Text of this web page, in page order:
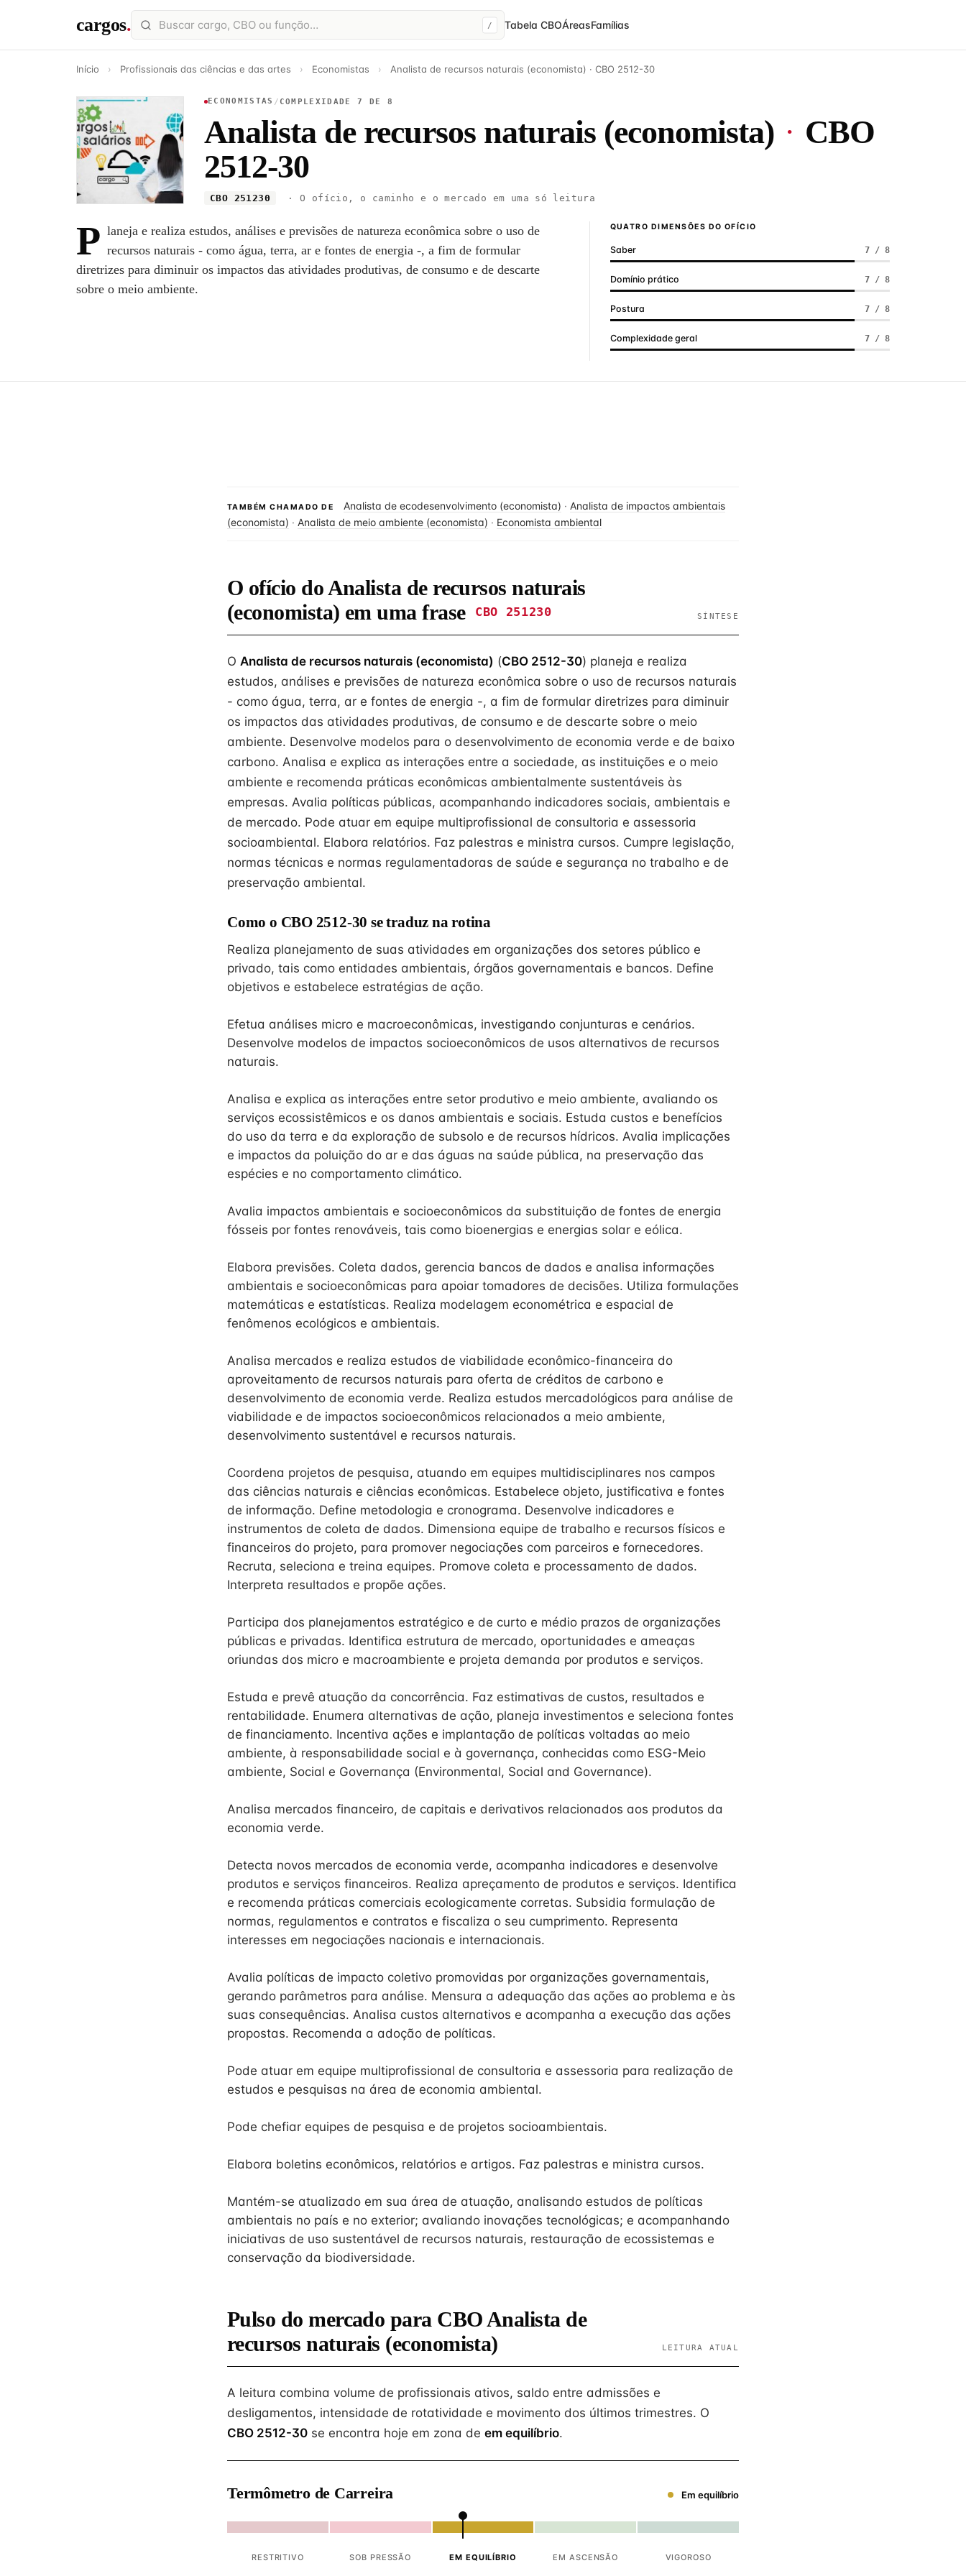
cargos. / Tabela CBOÁreasFamílias
Início › Profissionais das ciências e das artes › Economistas › Analista de recursos naturais (economista) · CBO 2512-30
ECONOMISTAS / COMPLEXIDADE 7 DE 8
Analista de recursos naturais (economista) · CBO
2512-30
CBO 251230 · O ofício, o caminho e o mercado em uma só leitura
P laneja e realiza estudos, análises e previsões de natureza econômica sobre o uso de
recursos naturais - como água, terra, ar e fontes de energia -, a fim de formular
diretrizes para diminuir os impactos das atividades produtivas, de consumo e de descarte
sobre o meio ambiente.
QUATRO DIMENSÕES DO OFÍCIO
Saber 7 / 8
Domínio prático 7 / 8
Postura 7 / 8
Complexidade geral 7 / 8
TAMBÉM CHAMADO DE Analista de ecodesenvolvimento (economista) · Analista de impactos ambientais
(economista) · Analista de meio ambiente (economista) · Economista ambiental
O ofício do Analista de recursos naturais
(economista) em uma frase
CBO 251230 SÍNTESE
O Analista de recursos naturais (economista) (CBO 2512-30) planeja e realiza
estudos, análises e previsões de natureza econômica sobre o uso de recursos naturais
- como água, terra, ar e fontes de energia -, a fim de formular diretrizes para diminuir
os impactos das atividades produtivas, de consumo e de descarte sobre o meio
ambiente. Desenvolve modelos para o desenvolvimento de economia verde e de baixo
carbono. Analisa e explica as interações entre a sociedade, as instituições e o meio
ambiente e recomenda práticas econômicas ambientalmente sustentáveis às
empresas. Avalia políticas públicas, acompanhando indicadores sociais, ambientais e
de mercado. Pode atuar em equipe multiprofissional de consultoria e assessoria
socioambiental. Elabora relatórios. Faz palestras e ministra cursos. Cumpre legislação,
normas técnicas e normas regulamentadoras de saúde e segurança no trabalho e de
preservação ambiental.
Como o CBO 2512-30 se traduz na rotina
Realiza planejamento de suas atividades em organizações dos setores público e
privado, tais como entidades ambientais, órgãos governamentais e bancos. Define
objetivos e estabelece estratégias de ação.
Efetua análises micro e macroeconômicas, investigando conjunturas e cenários.
Desenvolve modelos de impactos socioeconômicos de usos alternativos de recursos
naturais.
Analisa e explica as interações entre setor produtivo e meio ambiente, avaliando os
serviços ecossistêmicos e os danos ambientais e sociais. Estuda custos e benefícios
do uso da terra e da exploração de subsolo e de recursos hídricos. Avalia implicações
e impactos da poluição do ar e das águas na saúde pública, na preservação das
espécies e no comportamento climático.
Avalia impactos ambientais e socioeconômicos da substituição de fontes de energia
fósseis por fontes renováveis, tais como bioenergias e energias solar e eólica.
Elabora previsões. Coleta dados, gerencia bancos de dados e analisa informações
ambientais e socioeconômicas para apoiar tomadores de decisões. Utiliza formulações
matemáticas e estatísticas. Realiza modelagem econométrica e espacial de
fenômenos ecológicos e ambientais.
Analisa mercados e realiza estudos de viabilidade econômico-financeira do
aproveitamento de recursos naturais para oferta de créditos de carbono e
desenvolvimento de economia verde. Realiza estudos mercadológicos para análise de
viabilidade e de impactos socioeconômicos relacionados a meio ambiente,
desenvolvimento sustentável e recursos naturais.
Coordena projetos de pesquisa, atuando em equipes multidisciplinares nos campos
das ciências naturais e ciências econômicas. Estabelece objeto, justificativa e fontes
de informação. Define metodologia e cronograma. Desenvolve indicadores e
instrumentos de coleta de dados. Dimensiona equipe de trabalho e recursos físicos e
financeiros do projeto, para promover negociações com parceiros e fornecedores.
Recruta, seleciona e treina equipes. Promove coleta e processamento de dados.
Interpreta resultados e propõe ações.
Participa dos planejamentos estratégico e de curto e médio prazos de organizações
públicas e privadas. Identifica estrutura de mercado, oportunidades e ameaças
oriundas dos micro e macroambiente e projeta demanda por produtos e serviços.
Estuda e prevê atuação da concorrência. Faz estimativas de custos, resultados e
rentabilidade. Enumera alternativas de ação, planeja investimentos e seleciona fontes
de financiamento. Incentiva ações e implantação de políticas voltadas ao meio
ambiente, à responsabilidade social e à governança, conhecidas como ESG-Meio
ambiente, Social e Governança (Environmental, Social and Governance).
Analisa mercados financeiro, de capitais e derivativos relacionados aos produtos da
economia verde.
Detecta novos mercados de economia verde, acompanha indicadores e desenvolve
produtos e serviços financeiros. Realiza apreçamento de produtos e serviços. Identifica
e recomenda práticas comerciais ecologicamente corretas. Subsidia formulação de
normas, regulamentos e contratos e fiscaliza o seu cumprimento. Representa
interesses em negociações nacionais e internacionais.
Avalia políticas de impacto coletivo promovidas por organizações governamentais,
gerando parâmetros para análise. Mensura a adequação das ações ao problema e às
suas consequências. Analisa custos alternativos e acompanha a execução das ações
propostas. Recomenda a adoção de políticas.
Pode atuar em equipe multiprofissional de consultoria e assessoria para realização de
estudos e pesquisas na área de economia ambiental.
Pode chefiar equipes de pesquisa e de projetos socioambientais.
Elabora boletins econômicos, relatórios e artigos. Faz palestras e ministra cursos.
Mantém-se atualizado em sua área de atuação, analisando estudos de políticas
ambientais no país e no exterior; avaliando inovações tecnológicas; e acompanhando
iniciativas de uso sustentável de recursos naturais, restauração de ecossistemas e
conservação da biodiversidade.
Pulso do mercado para CBO Analista de
recursos naturais (economista)
LEITURA ATUAL
A leitura combina volume de profissionais ativos, saldo entre admissões e
desligamentos, intensidade de rotatividade e movimento dos últimos trimestres. O
CBO 2512-30 se encontra hoje em zona de em equilíbrio.
Termômetro de Carreira Em equilíbrio
RESTRITIVO SOB PRESSÃO EM EQUILÍBRIO EM ASCENSÃO VIGOROSO